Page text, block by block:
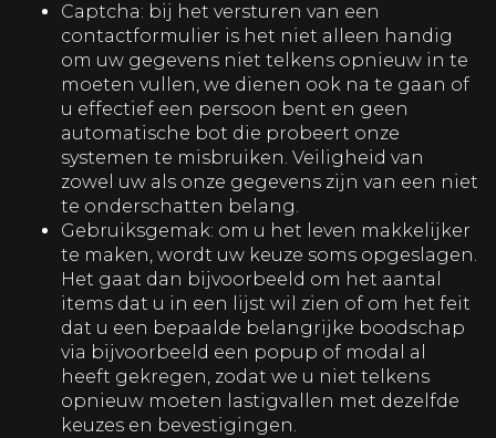
Captcha: bij het versturen van een
contactformulier is het niet alleen handig
om uw gegevens niet telkens opnieuw in te
moeten vullen, we dienen ook na te gaan of
u effectief een persoon bent en geen
automatische bot die probeert onze
systemen te misbruiken. Veiligheid van
zowel uw als onze gegevens zijn van een niet
te onderschatten belang.
Gebruiksgemak: om u het leven makkelijker
te maken, wordt uw keuze soms opgeslagen.
Het gaat dan bijvoorbeeld om het aantal
items dat u in een lijst wil zien of om het feit
dat u een bepaalde belangrijke boodschap
via bijvoorbeeld een popup of modal al
heeft gekregen, zodat we u niet telkens
opnieuw moeten lastigvallen met dezelfde
keuzes en bevestigingen.